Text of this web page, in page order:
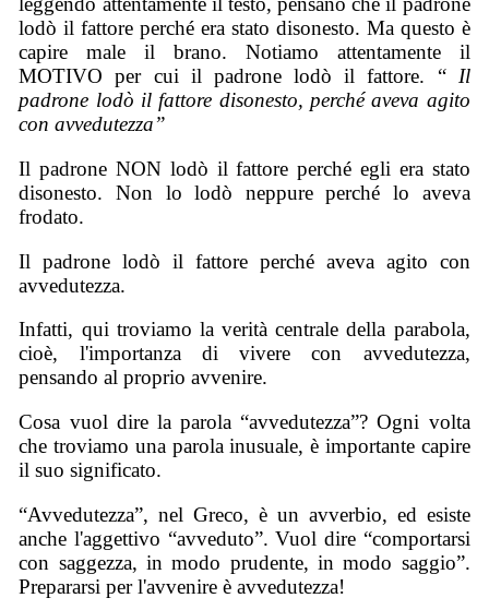
lodò il fattore perché era stato disonesto. Ma questo è
capire male il brano. Notiamo attentamente il
MOTIVO per cui il padrone lodò il fattore. “ Il
padrone lodò il fattore disonesto, perché aveva agito
con avvedutezza”
Il padrone NON lodò il fattore perché egli era stato
disonesto. Non lo lodò neppure perché lo aveva
frodato.
Il padrone lodò il fattore perché aveva agito con
avvedutezza.
Infatti, qui troviamo la verità centrale della parabola,
cioè, l'importanza di vivere con avvedutezza,
pensando al proprio avvenire.
Cosa vuol dire la parola “avvedutezza”? Ogni volta
che troviamo una parola inusuale, è importante capire
il suo significato.
“Avvedutezza”, nel Greco, è un avverbio, ed esiste
anche l'aggettivo “avveduto”. Vuol dire “comportarsi
con saggezza, in modo prudente, in modo saggio”.
Prepararsi per l'avvenire è avvedutezza!